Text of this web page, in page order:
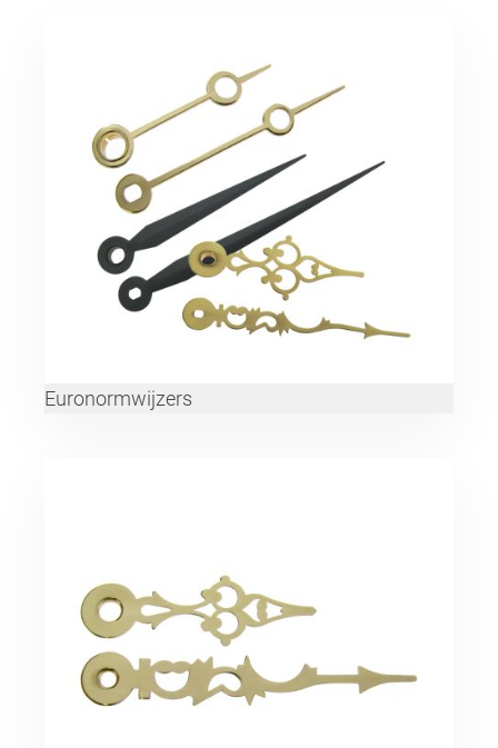
Euronormwijzers